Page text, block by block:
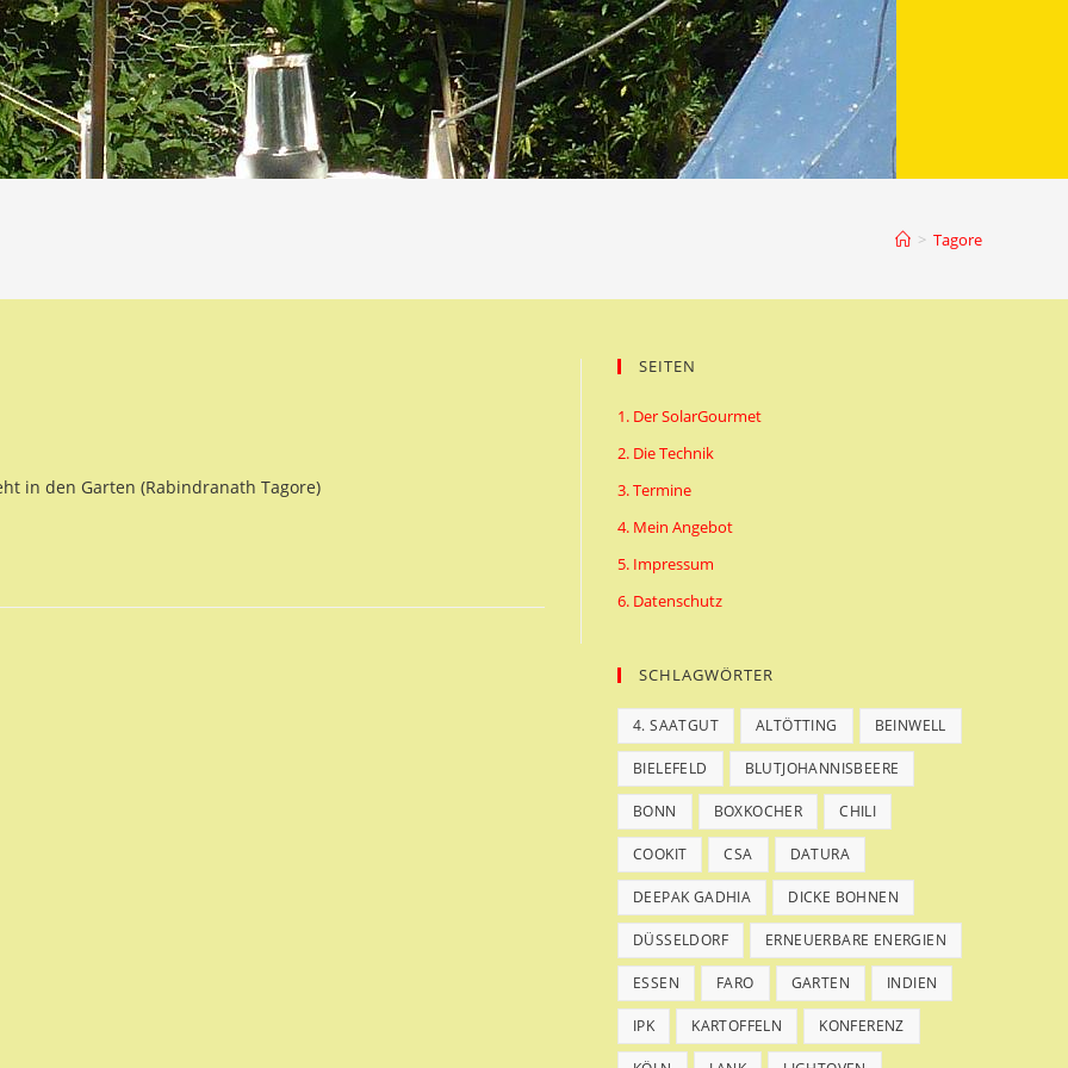
> Tagore
in den Garten (Rabindranath Tagore)
SEITEN
1. Der SolarGourmet
2. Die Technik
3. Termine
4. Mein Angebot
5. Impressum
6. Datenschutz
SCHLAGWÖRTER
4. SAATGUT ALTÖTTING BEINWELL
BIELEFELD BLUTJOHANNISBEERE
BONN BOXKOCHER CHILI
COOKIT CSA DATURA
DEEPAK GADHIA DICKE BOHNEN
DÜSSELDORF ERNEUERBARE ENERGIEN
ESSEN FARO GARTEN INDIEN
IPK KARTOFFELN KONFERENZ